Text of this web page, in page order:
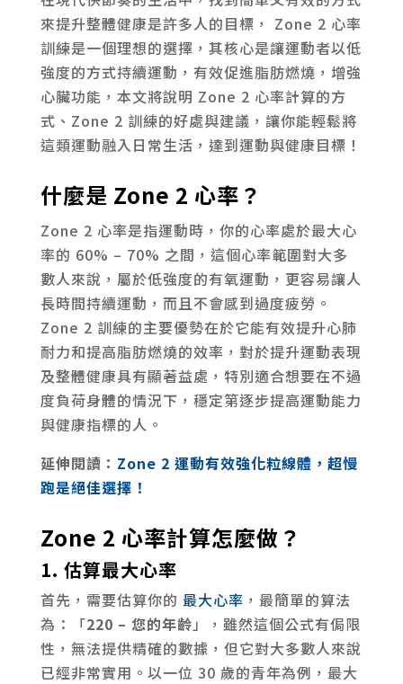
來提升整體健康是許多人的目標， Zone 2 心率
訓練是一個理想的選擇，其核心是讓運動者以低
強度的方式持續運動，有效促進脂肪燃燒，增強
心臟功能，本文將說明 Zone 2 心率計算的方
式、Zone 2 訓練的好處與建議，讓你能輕鬆將
這類運動融入日常生活，達到運動與健康目標！
什麼是 Zone 2 心率？
Zone 2 心率是指運動時，你的心率處於最大心
率的 60% – 70% 之間，這個心率範圍對大多
數人來說，屬於低強度的有氧運動，更容易讓人
長時間持續運動，而且不會感到過度疲勞。
Zone 2 訓練的主要優勢在於它能有效提升心肺
耐力和提高脂肪燃燒的效率，對於提升運動表現
及整體健康具有顯著益處，特別適合想要在不過
度負荷身體的情況下，穩定第逐步提高運動能力
與健康指標的人。
延伸閱讀： Zone 2 運動有效強化粒線體，超慢
跑是絕佳選擇！
Zone 2 心率計算怎麼做？
1. 估算最大心率
首先，需要估算你的 最大心率 ，最簡單的算法
為：「220 – 您的年齡」，雖然這個公式有侷限
性，無法提供精確的數據，但它對大多數人來說
已經非常實用。以一位 30 歲的青年為例，最大